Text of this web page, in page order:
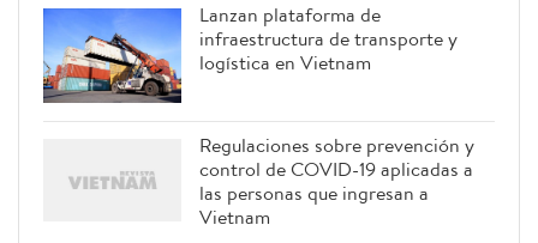
Lanzan plataforma de
infraestructura de transporte y
logística en Vietnam
Regulaciones sobre prevención y
control de COVID-19 aplicadas a
las personas que ingresan a
Vietnam